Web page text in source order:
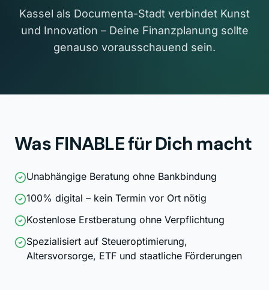
Kassel als Documenta-Stadt verbindet Kunst
und Innovation – Deine Finanzplanung sollte
genauso vorausschauend sein.
Was FINABLE für Dich macht
Unabhängige Beratung ohne Bankbindung
100% digital – kein Termin vor Ort nötig
Kostenlose Erstberatung ohne Verpflichtung
Spezialisiert auf Steueroptimierung,
Altersvorsorge, ETF und staatliche Förderungen